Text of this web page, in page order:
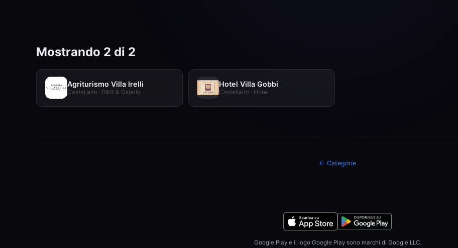
Mostrando 2 di 2
Agriturismo Villa Irelli
Castellalto · B&B & Ostello
Hotel Villa Gobbi
Castellalto · Hotel
← Categorie
Google Play e il logo Google Play sono marchi di Google LLC.